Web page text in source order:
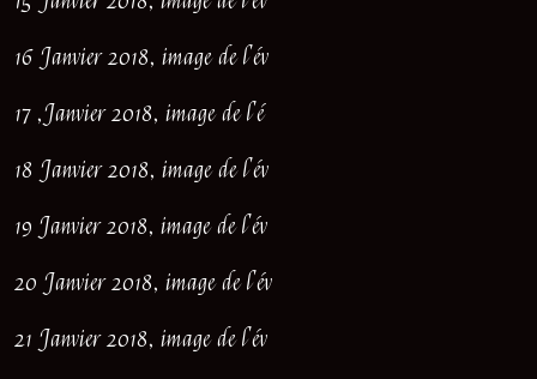
16 Janvier 2018, image de l'év
17 ,Janvier 2018, image de l'é
18 Janvier 2018, image de l'év
19 Janvier 2018, image de l'év
20 Janvier 2018, image de l'év
21 Janvier 2018, image de l'év